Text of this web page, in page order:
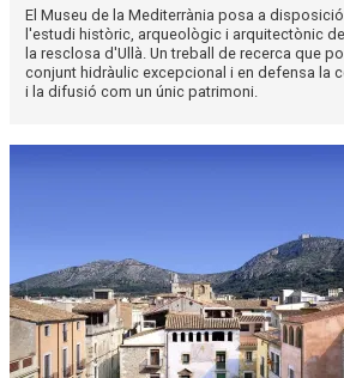
El Museu de la Mediterrània posa a
l'estudi històric, arqueològic i arquitectònic
la resclosa d'Ullà. Un treball de recerca que
conjunt hidràulic excepcional i en defensa la
i la difusió com un únic patrimoni.